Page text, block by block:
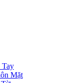
Tay
Mặt